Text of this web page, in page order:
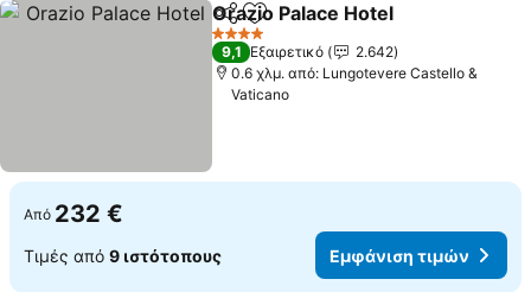
Κοινοποίηση
Προσθήκη στα αγαπημένα
Orazio Palace Hotel
4 Αστέρια
9,1 Εξαιρετικό
2.642
0.6 χλμ. από: Lungotevere Castello &
Vaticano
Από 232 €
Τιμές από 9 ιστότοπους Εμφάνιση τιμών